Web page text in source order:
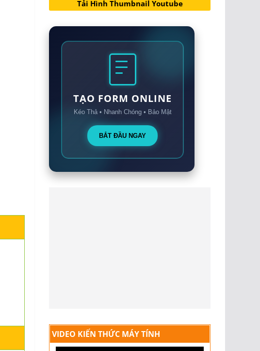
Tải Hình Thumbnail Youtube
TẠO FORM ONLINE
Kéo Thả • Nhanh Chóng • Bảo Mật
BẮT ĐẦU NGAY
VIDEO KIẾN THỨC MÁY TÍNH